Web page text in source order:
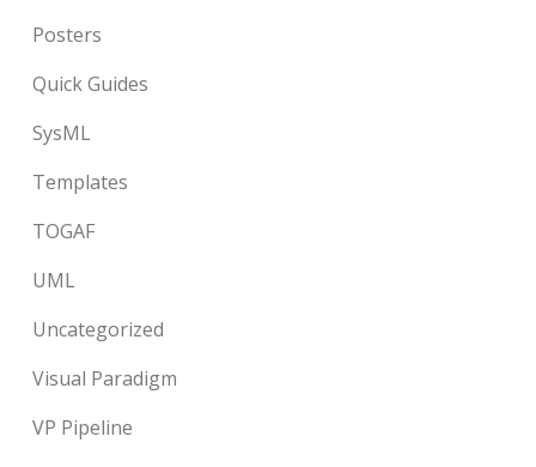
Posters
Quick Guides
SysML
Templates
TOGAF
UML
Uncategorized
Visual Paradigm
VP Pipeline